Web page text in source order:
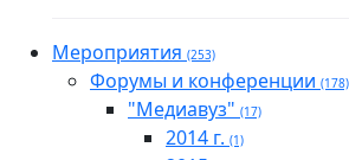
Мероприятия (253)
Форумы и конференции (178)
"Медиавуз" (17)
2014 г. (1)